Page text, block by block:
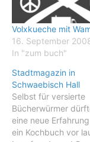
Volxkueche mit
16. September
In "zum buch"
Stadtmagazin in
Schwaebisch Hall
Selbst für versierte
Bücherwürmer
eine neue
ein Kochbuch vor